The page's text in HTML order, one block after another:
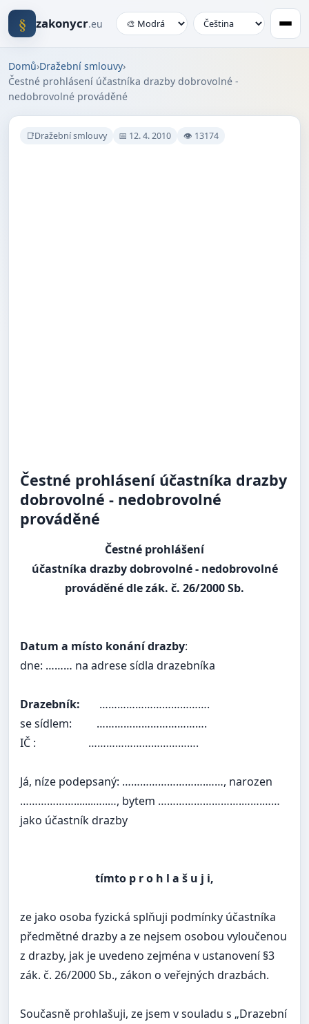
§ zakonycr.eu
Domů›Dražební smlouvy›
Čestné prohlásení účastníka drazby dobrovolné -
nedobrovolné prováděné
📑Dražební smlouvy 📅 12. 4. 2010 👁 13174
Čestné prohlásení účastníka drazby
dobrovolné - nedobrovolné
prováděné
Čestné prohlášení
účastníka drazby dobrovolné - nedobrovolné
prováděné dle zák. č. 26/2000 Sb.
Datum a místo konání drazby:
dne: ……… na adrese sídla drazebníka
Drazebník:
……………………………….
se sídlem: ……………………………….
IČ : ……………………………….
Já, níze podepsaný: ……………………….……, narozen
……………….......…..…, bytem ……………………….…….……
jako účastník drazby
tímto p r o h l a š u j i,
ze jako osoba fyzická splňuji podmínky účastníka
předmětné drazby a ze nejsem osobou vyloučenou
z drazby, jak je uvedeno zejména v ustanovení §3
zák. č. 26/2000 Sb., zákon o veřejných drazbách.
Současně prohlašuji, ze jsem v souladu s „Drazební